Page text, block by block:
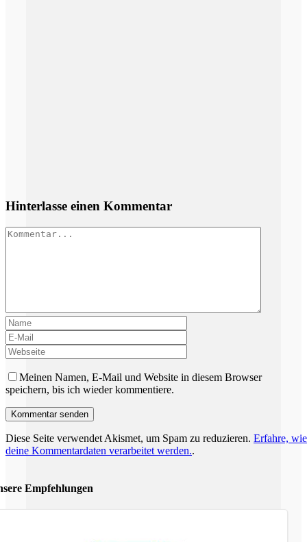
Hinterlasse einen Kommentar
Kommentar
Meinen Namen, E-Mail und Website in diesem Browser
speichern, bis ich wieder kommentiere.
Diese Seite verwendet Akismet, um Spam zu reduzieren. Erfahre, wie
deine Kommentardaten verarbeitet werden..
Empfehlungen